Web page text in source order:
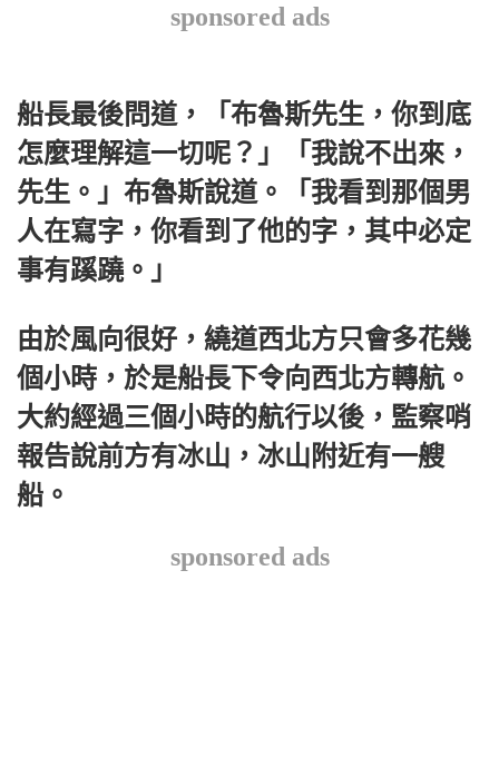
sponsored ads
船長最後問道，「布魯斯先生，你到底
怎麼理解這一切呢？」「我說不出來，
先生。」布魯斯說道。「我看到那個男
人在寫字，你看到了他的字，其中必定
事有蹊蹺。」
由於風向很好，繞道西北方只會多花幾
個小時，於是船長下令向西北方轉航。
大約經過三個小時的航行以後，監察哨
報告說前方有冰山，冰山附近有一艘
船。
sponsored ads